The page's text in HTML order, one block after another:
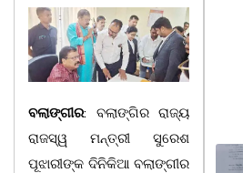
ବଲାଙ୍ଗୀର: ବଲାଙ୍ଗିର ରାଜ୍ୟ
ରାଜସ୍ୱ ମନ୍ତ୍ରୀ ସୁରେଶ
ପୂଝାରୀଙ୍କ ଦିନିକିଆ ବଲାଙ୍ଗୀର